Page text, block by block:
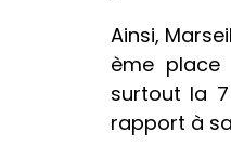
Ainsi,
ème place
surtout la
rapport à